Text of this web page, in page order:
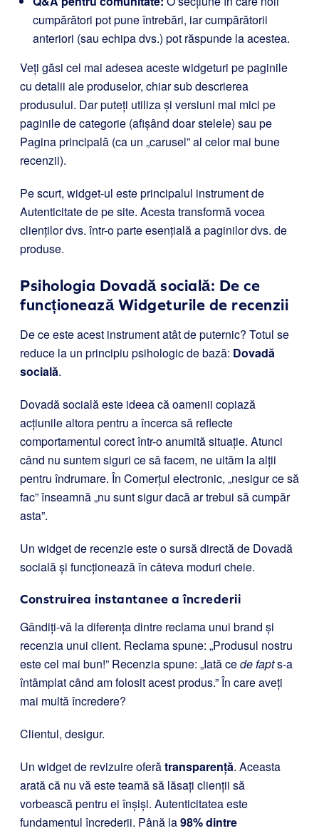
cumpărători pot pune întrebări, iar cumpărătorii
anteriori (sau echipa dvs.) pot răspunde la acestea.
Veți găsi cel mai adesea aceste widgeturi pe paginile
cu detalii ale produselor, chiar sub descrierea
produsului. Dar puteți utiliza și versiuni mai mici pe
paginile de categorie (afișând doar stelele) sau pe
Pagina principală (ca un „carusel” al celor mai bune
recenzii).
Pe scurt, widget-ul este principalul instrument de
Autenticitate de pe site. Acesta transformă vocea
clienților dvs. într-o parte esențială a paginilor dvs. de
produse.
Psihologia Dovadă socială: De ce
funcționează Widgeturile de recenzii
De ce este acest instrument atât de puternic? Totul se
reduce la un principiu psihologic de bază: Dovadă
socială.
Dovadă socială este ideea că oamenii copiază
acțiunile altora pentru a încerca să reflecte
comportamentul corect într-o anumită situație. Atunci
când nu suntem siguri ce să facem, ne uităm la alții
pentru îndrumare. În Comerțul electronic, „nesigur ce să
fac” înseamnă „nu sunt sigur dacă ar trebui să cumpăr
asta”.
Un widget de recenzie este o sursă directă de Dovadă
socială și funcționează în câteva moduri cheie.
Construirea instantanee a încrederii
Gândiți-vă la diferența dintre reclama unui brand și
recenzia unui client. Reclama spune: „Produsul nostru
este cel mai bun!” Recenzia spune: „Iată cede fapts-a
întâmplat când am folosit acest produs.” În care aveți
mai multă încredere?
Clientul, desigur.
Un widget de revizuire oferătransparență. Aceasta
arată că nu vă este teamă să lăsați clienții să
vorbească pentru ei înșiși. Autenticitatea este
fundamentul încrederii. Până la98% dintre